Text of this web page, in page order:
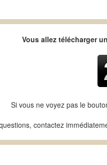
Vous allez télécharger
Si vous ne voyez pas le
contactez